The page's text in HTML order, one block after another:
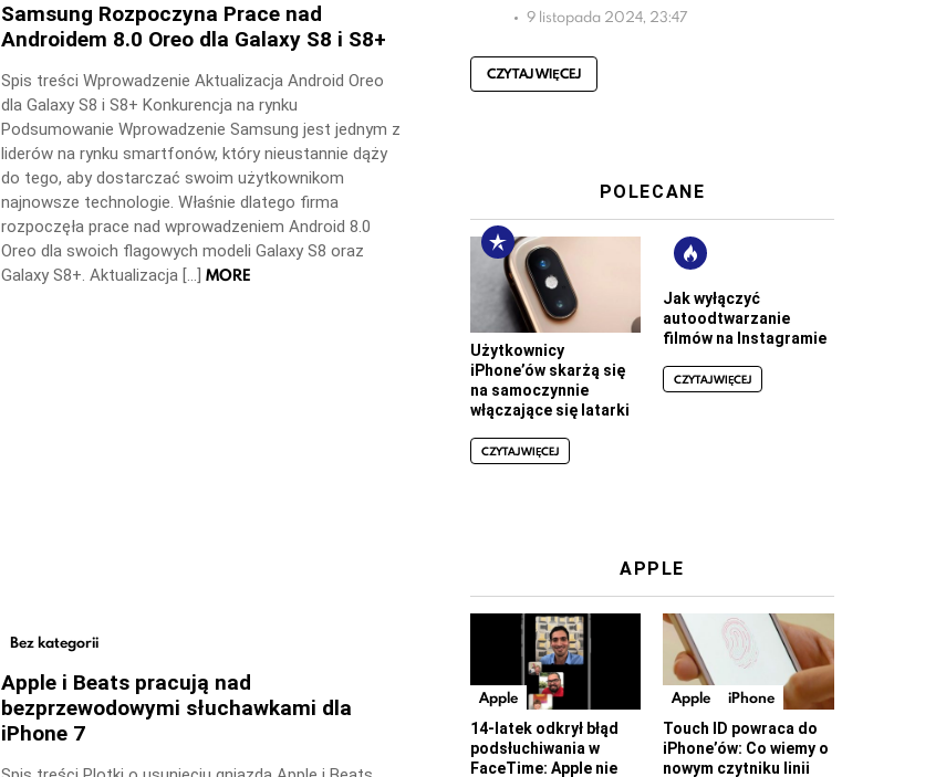
Samsung Rozpoczyna Prace nad
Androidem 8.0 Oreo dla Galaxy S8 i S8+
Spis treści Wprowadzenie Aktualizacja Android Oreo
dla Galaxy S8 i S8+ Konkurencja na rynku
Podsumowanie Wprowadzenie Samsung jest jednym z
liderów na rynku smartfonów, który nieustannie dąży
do tego, aby dostarczać swoim użytkownikom
najnowsze technologie. Właśnie dlatego firma
rozpoczęła prace nad wprowadzeniem Android 8.0
Oreo dla swoich flagowych modeli Galaxy S8 oraz
Galaxy S8+. Aktualizacja […] MORE
Bez kategorii
Apple i Beats pracują nad
bezprzewodowymi słuchawkami dla
iPhone 7
9 listopada 2024, 23:47
CZYTAJ WIĘCEJ
POLECANE
Użytkownicy
iPhone’ów skarżą się
na samoczynnie
włączające się latarki
CZYTAJ WIĘCEJ
Jak wyłączyć
autoodtwarzanie
filmów na Instagramie
CZYTAJ WIĘCEJ
APPLE
Apple
14-latek odkrył błąd
podsłuchiwania w
FaceTime: Apple nie
Apple iPhone
Touch ID powraca do
iPhone’ów: Co wiemy o
nowym czytniku linii